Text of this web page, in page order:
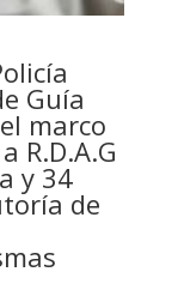
Guía
marco
R.D.A.G
y 34
de